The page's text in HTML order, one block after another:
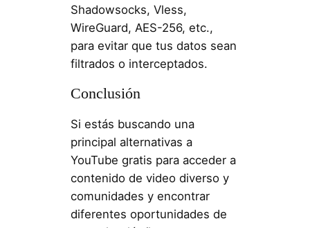
Shadowsocks, Vless,
WireGuard, AES-256, etc.,
para evitar que tus datos sean
filtrados o interceptados.
Conclusión
Si estás buscando una
principal alternativas a
YouTube gratis para acceder a
contenido de video diverso y
comunidades y encontrar
diferentes oportunidades de